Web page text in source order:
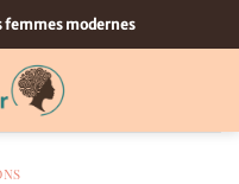
femmes modernes